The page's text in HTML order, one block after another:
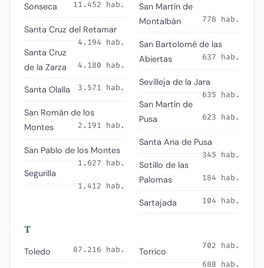
Sonseca 11.452 hab.
Santa Cruz del Retamar
4.194 hab.
Santa Cruz
de la Zarza
4.180 hab.
Santa Olalla 3.571 hab.
San Román de los
Montes
2.191 hab.
San Pablo de los Montes
1.627 hab.
Segurilla
1.412 hab.
San Martín de
Montalbán
778 hab.
San Bartolomé de las
Abiertas
637 hab.
Sevilleja de la Jara
635 hab.
San Martín de
Pusa
623 hab.
Santa Ana de Pusa
345 hab.
Sotillo de las
Palomas
184 hab.
Sartajada 104 hab.
T
Toledo 87.216 hab. 702 hab.
Torrico
688 hab.